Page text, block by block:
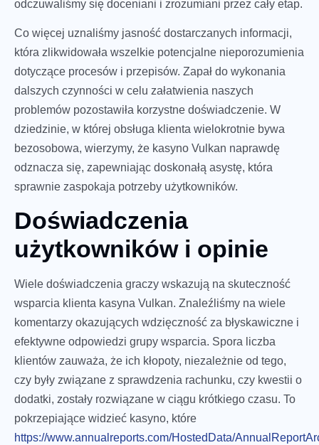
odczuwaliśmy się doceniani i zrozumiani przez cały etap.
Co więcej uznaliśmy jasność dostarczanych informacji,
która zlikwidowała wszelkie potencjalne nieporozumienia
dotyczące procesów i przepisów. Zapał do wykonania
dalszych czynności w celu załatwienia naszych
problemów pozostawiła korzystne doświadczenie. W
dziedzinie, w której obsługa klienta wielokrotnie bywa
bezosobowa, wierzymy, że kasyno Vulkan naprawdę
odznacza się, zapewniając doskonałą asystę, która
sprawnie zaspokaja potrzeby użytkowników.
Doświadczenia
użytkowników i opinie
Wiele doświadczenia graczy wskazują na skuteczność
wsparcia klienta kasyna Vulkan. Znaleźliśmy na wiele
komentarzy okazujących wdzięczność za błyskawiczne i
efektywne odpowiedzi grupy wsparcia. Spora liczba
klientów zauważa, że ich kłopoty, niezależnie od tego,
czy były związane z sprawdzenia rachunku, czy kwestii o
dodatki, zostały rozwiązane w ciągu krótkiego czasu. To
pokrzepiające widzieć kasyno, które
https://www.annualreports.com/HostedData/